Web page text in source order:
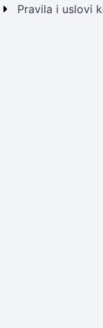
Pravila i uslovi